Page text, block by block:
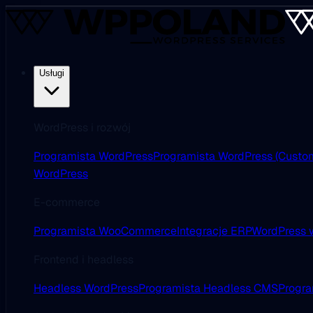
Usługi
Programista WordPressProgramista WordPress
WordPress
Programista WooCommerceIntegracje ERPWordPress
Headless WordPressProgramista Headless CMS